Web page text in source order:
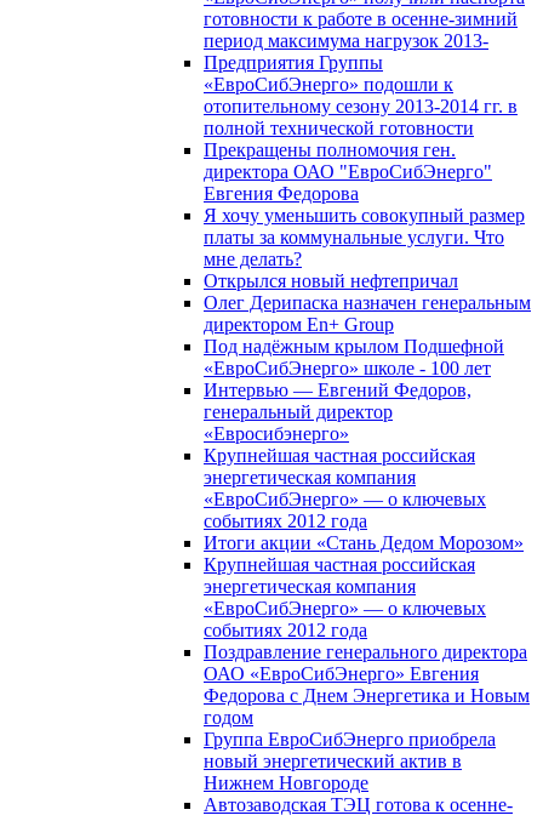
готовности к работе в осенне-зимний
период максимума нагрузок 2013-
Предприятия Группы
«ЕвроСибЭнерго» подошли к
отопительному сезону 2013-2014 гг. в
полной технической готовности
Прекращены полномочия ген.
директора ОАО "ЕвроСибЭнерго"
Евгения Федорова
Я хочу уменьшить совокупный размер
платы за коммунальные услуги. Что
мне делать?
Открылся новый нефтепричал
Олег Дерипаска назначен генеральным
директором En+ Group
Под надёжным крылом Подшефной
«ЕвроСибЭнерго» школе - 100 лет
Интервью — Евгений Федоров,
генеральный директор
«Евросибэнерго»
Крупнейшая частная российская
энергетическая компания
«ЕвроСибЭнерго» — о ключевых
событиях 2012 года
Итоги акции «Стань Дедом Морозом»
Крупнейшая частная российская
энергетическая компания
«ЕвроСибЭнерго» — о ключевых
событиях 2012 года
Поздравление генерального директора
ОАО «ЕвроСибЭнерго» Евгения
Федорова с Днем Энергетика и Новым
годом
Группа ЕвроСибЭнерго приобрела
новый энергетический актив в
Нижнем Новгороде
Автозаводская ТЭЦ готова к осенне-